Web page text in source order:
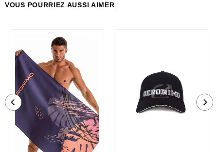
VOUS POURRIEZ AUSSI AIMER